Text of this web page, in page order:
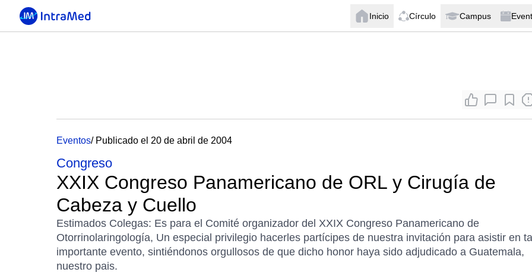
Inicio Círculo Campus
Eventos/ Publicado el 20 de abril de 2004
Congreso
XXIX Congreso Panamericano de ORL y Cirugía de
Cabeza y Cuello
Estimados Colegas: Es para el Comité organizador del XXIX Congreso Panamericano de
Otorrinolaringología, Un especial privilegio hacerles partícipes de nuestra invitación para asistir en
importante evento, sintiéndonos orgullosos de que dicho honor haya sido adjudicado a Guatemala,
nuestro pais.